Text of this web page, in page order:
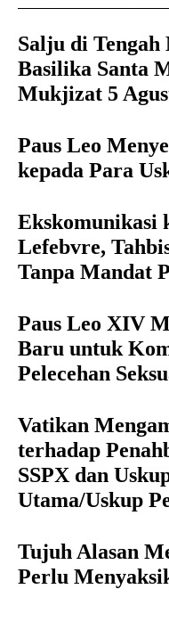
Salju di Tengah
Basilika Santa
Mukjizat 5
Paus Leo
kepada Para
Ekskomunikasi
Lefebvre,
Tanpa Mandat
Paus Leo XIV
Baru untuk
Pelecehan
Vatikan
terhadap
SSPX dan
Utama/Uskup
Tujuh Alasan
Perlu